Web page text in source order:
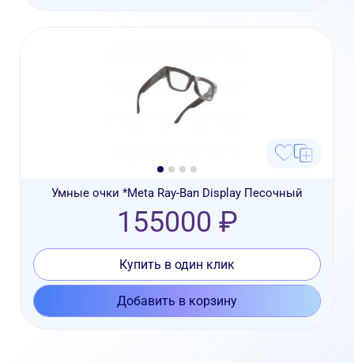
Умные очки *Meta Ray-Ban Display Песочный
155000 ₽
Купить в один клик
Добавить в корзину